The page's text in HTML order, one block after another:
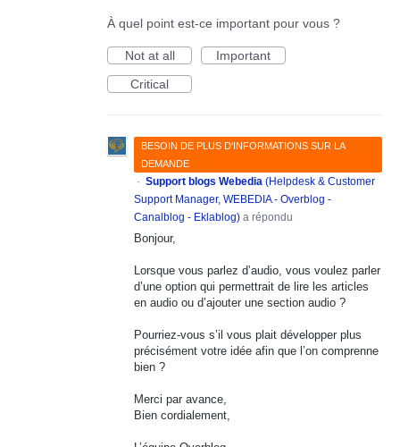
À quel point est-ce important pour vous ?
Not at all
Important
Critical
BESOIN DE PLUS D'INFORMATIONS SUR LA
DEMANDE
· Support blogs Webedia (Helpdesk & Customer
Support Manager, WEBEDIA - Overblog -
Canalblog - Eklablog) a répondu
Bonjour,
Lorsque vous parlez d’audio, vous voulez parler
d’une option qui permettrait de lire les articles
en audio ou d’ajouter une section audio ?
Pourriez-vous s’il vous plait développer plus
précisément votre idée afin que l’on comprenne
bien ?
Merci par avance,
Bien cordialement,